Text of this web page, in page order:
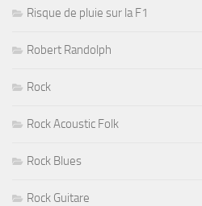
Risque de pluie sur la F1
Robert Randolph
Rock
Rock Acoustic Folk
Rock Blues
Rock Guitare